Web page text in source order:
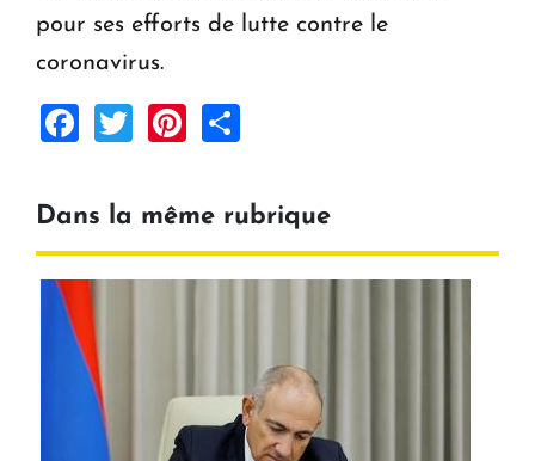
pour ses efforts de lutte contre le
coronavirus.
Facebook
TwitterPinterest
Dans la même rubrique